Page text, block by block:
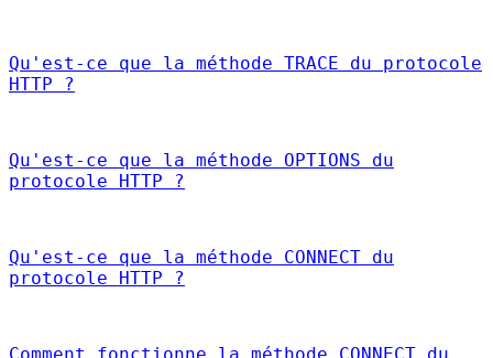
Qu'est-ce que la méthode TRACE du protocole
HTTP ?
Qu'est-ce que la méthode OPTIONS du
protocole HTTP ?
Qu'est-ce que la méthode CONNECT du
protocole HTTP ?